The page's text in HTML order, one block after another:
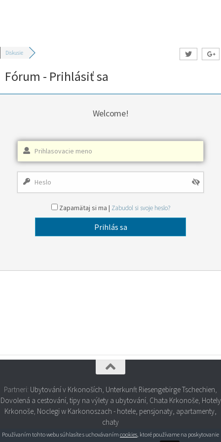
Diskusie
Fórum - Prihlásiť sa
Welcome!
Zapamätaj si ma | Zabudol si svoje heslo?
Partneri: Ubytování v Krkonoších Unterkunft Riesengebirge Tschechien
Dovolená a cestování, tipy na výlety a ubytování, Chata Krkonoše, Hotely
Krkonoše Noclegi w Karkonoszach - hotele, pensjonaty, apartamenty,
chaty
Používaním tohto webu súhlasíte s uchovávaním cookies, ktoré používame na poskytovanie